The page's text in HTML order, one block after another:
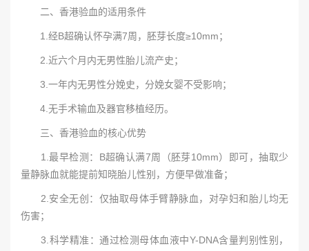
二、香港验血的适用条件
1.经B超确认怀孕满7周，胚芽长度≥10mm；
2.近六个月内无男性胎儿流产史；
3.一年内无男性分娩史，分娩女婴不受影响；
4.无手术输血及器官移植经历。
三、香港验血的核心优势
1.最早检测：B超确认满7周（胚芽10mm）即可，抽取少
量静脉血就能提前知晓胎儿性别，方便早做准备；
2.安全无创：仅抽取母体手臂静脉血，对孕妇和胎儿均无
伤害；
3.科学精准：通过检测母体血液中Y-DNA含量判别性别，